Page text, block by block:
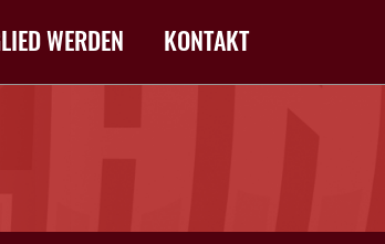
WERDEN KONTAKT